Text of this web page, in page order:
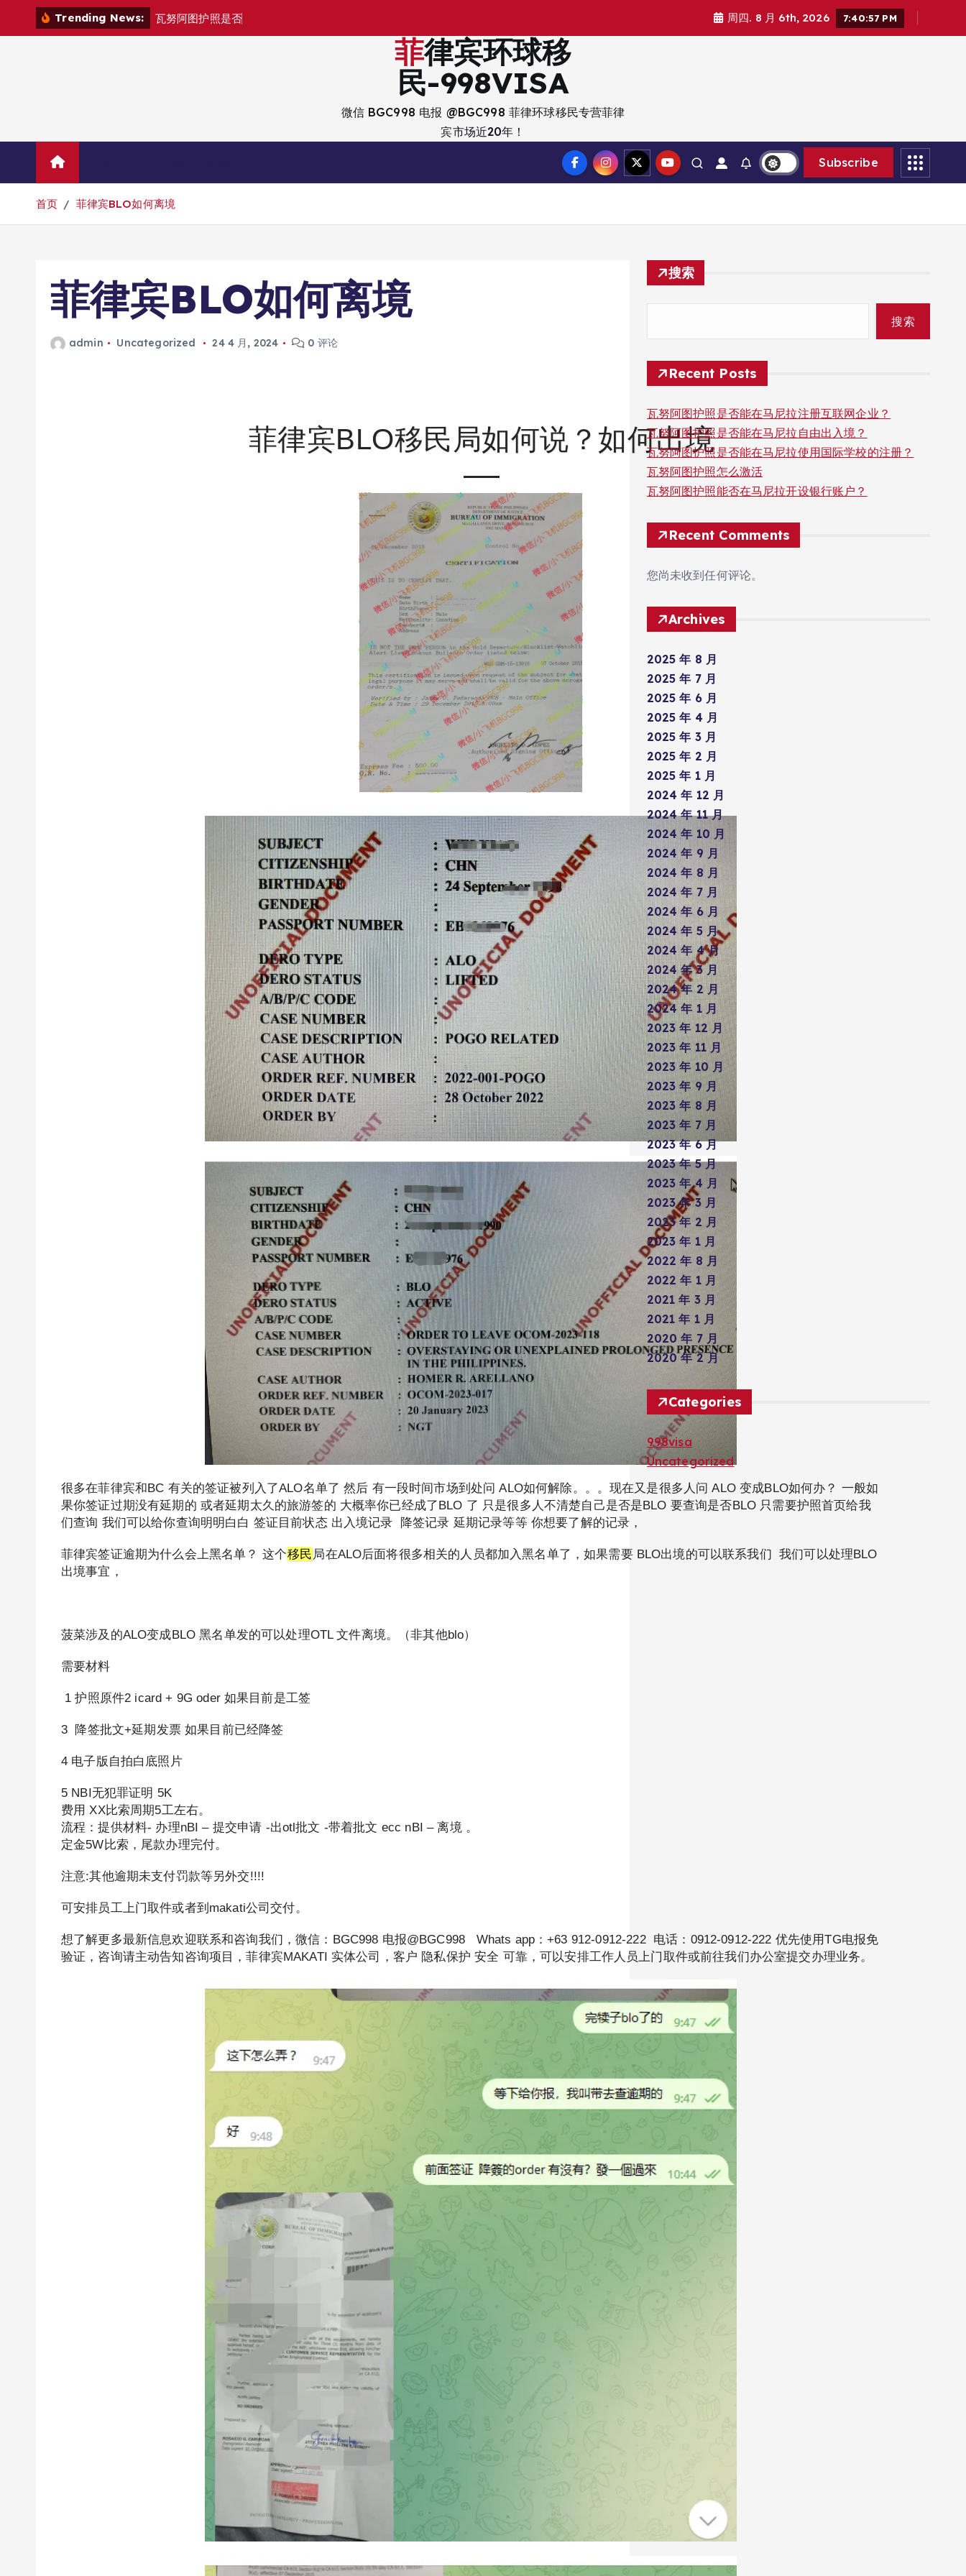
Trending News: 瓦努阿图护照是否 周四. 8 月 6th, 2026 7:40:58 PM
菲律宾环球移
民-998VISA
微信 BGC998 电报 @BGC998 菲律环球移民专营菲律
宾市场近20年！
Subscribe
首页 菲律宾BLO如何离境
菲律宾BLO如何离境
admin Uncategorized 24 4 月, 2024 0 评论
菲律宾BLO移民局如何说？如何出境
很多在菲律宾和BC 有关的签证被列入了ALO名单了 然后 有一段时间市场到处问 ALO如何解除。。。现在又是很多人问 ALO 变成BLO如何办？ 一般如
果你签证过期没有延期的 或者延期太久的旅游签的 大概率你已经成了BLO 了 只是很多人不清楚自己是否是BLO 要查询是否BLO 只需要护照首页给我
们查询 我们可以给你查询明明白白 签证目前状态 出入境记录 降签记录 延期记录等等 你想要了解的记录，
菲律宾签证逾期为什么会上黑名单？ 这个移民 局在ALO后面将很多相关的人员都加入黑名单了，如果需要 BLO出境的可以联系我们 我们可以处理BLO
出境事宜，
菠菜涉及的ALO变成BLO 黑名单发的可以处理OTL 文件离境。（非其他blo）
需要材料
1 护照原件2 icard + 9G oder 如果目前是工签
3 降签批文+延期发票 如果目前已经降签
4 电子版自拍白底照片
5 NBI无犯罪证明 5K
费用 XX比索周期5工左右。
流程：提供材料- 办理nBI – 提交申请 -出otl批文 -带着批文 ecc nBI – 离境 。
定金5W比索，尾款办理完付。
注意:其他逾期未支付罚款等另外交!!!!
可安排员工上门取件或者到makati公司交付。
想了解更多最新信息欢迎联系和咨询我们，微信：BGC998 电报@BGC998 Whats app：+63 912-0912-222 电话：0912-0912-222 优先使用TG电报免
验证，咨询请主动告知咨询项目，菲律宾MAKATI 实体公司，客户 隐私保护 安全 可靠，可以安排工作人员上门取件或前往我们办公室提交办理业务。
搜索
搜索
Recent Posts
瓦努阿图护照是否能在马尼拉注册互联网企业？
瓦努阿图护照是否能在马尼拉自由出入境？
瓦努阿图护照是否能在马尼拉使用国际学校的注册？
瓦努阿图护照怎么激活
瓦努阿图护照能否在马尼拉开设银行账户？
Recent Comments
您尚未收到任何评论。
Archives
2025 年 8 月
2025 年 7 月
2025 年 6 月
2025 年 4 月
2025 年 3 月
2025 年 2 月
2025 年 1 月
2024 年 12 月
2024 年 11 月
2024 年 10 月
2024 年 9 月
2024 年 8 月
2024 年 7 月
2024 年 6 月
2024 年 5 月
2024 年 4 月
2024 年 3 月
2024 年 2 月
2024 年 1 月
2023 年 12 月
2023 年 11 月
2023 年 10 月
2023 年 9 月
2023 年 8 月
2023 年 7 月
2023 年 6 月
2023 年 5 月
2023 年 4 月
2023 年 3 月
2023 年 2 月
2023 年 1 月
2022 年 8 月
2022 年 1 月
2021 年 3 月
2021 年 1 月
2020 年 7 月
2020 年 2 月
Categories
998visa
Uncategorized